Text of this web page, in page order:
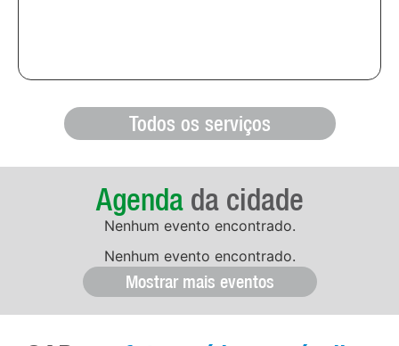
Todos os serviços
Agendada cidade
Nenhum evento encontrado.
Nenhum evento encontrado.
Mostrar mais eventos